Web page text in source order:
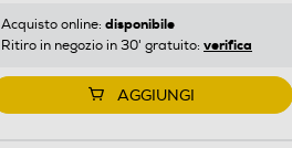
Acquisto online: disponibile
Ritiro in negozio in 30' gratuito: verifica
AGGIUNGI